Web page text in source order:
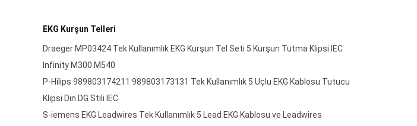
EKG Kurşun Telleri
Draeger MP03424 Tek Kullanımlık EKG Kurşun Tel Seti 5 Kurşun Tutma Klipsi IEC
Infinity M300 M540
P-Hilips 989803174211 989803173131 Tek Kullanımlık 5 Uçlu EKG Kablosu Tutucu
Klipsi Din DG Stili IEC
S-iemens EKG Leadwires Tek Kullanımlık 5 Lead EKG Kablosu ve Leadwires